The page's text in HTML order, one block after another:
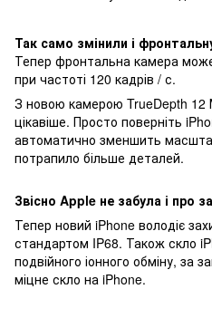
Так само змінили і
Тепер фронтальна камера
при частоті 120 кадрів / с.
З новою камерою TrueDepth 12
цікавіше. Просто поверніть
автоматично зменшить
потрапило більше деталей.
Звісно Apple не забула і про
Тепер новий iPhone володіє
стандартом IP68. Також скло
подвійного іонного обміну, за
міцне скло на iPhone.